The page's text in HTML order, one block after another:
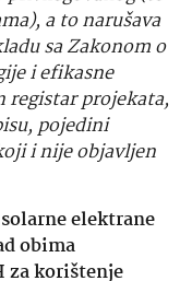
a to narušava
sa Zakonom o
i efikasne
registar projekata,
pojedini
i nije objavljen
elektrane
obima
za korištenje